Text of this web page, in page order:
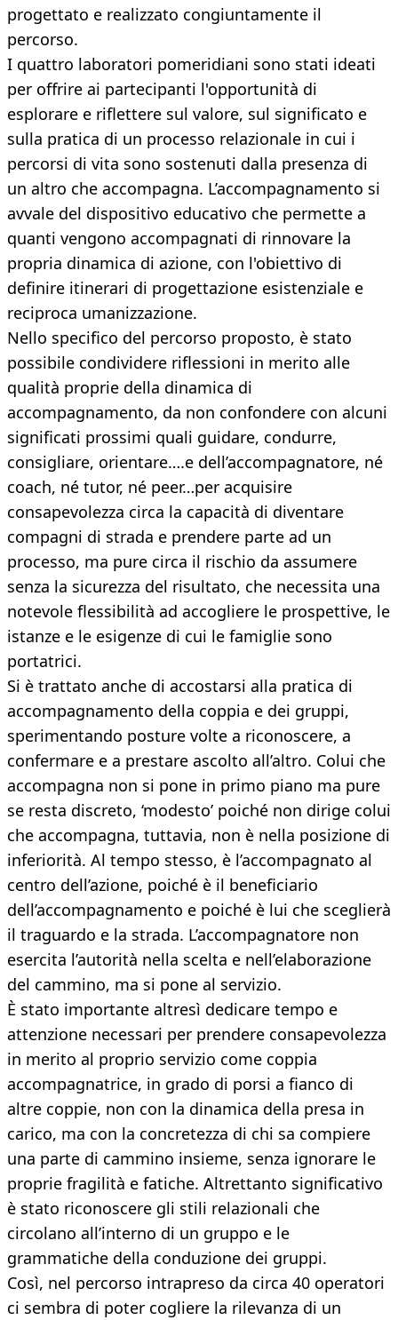
progettato e realizzato congiuntamente il
percorso.
I quattro laboratori pomeridiani sono stati ideati
per offrire ai partecipanti l'opportunità di
esplorare e riflettere sul valore, sul significato e
sulla pratica di un processo relazionale in cui i
percorsi di vita sono sostenuti dalla presenza di
un altro che accompagna. L’accompagnamento si
avvale del dispositivo educativo che permette a
quanti vengono accompagnati di rinnovare la
propria dinamica di azione, con l'obiettivo di
definire itinerari di progettazione esistenziale e
reciproca umanizzazione.
Nello specifico del percorso proposto, è stato
possibile condividere riflessioni in merito alle
qualità proprie della dinamica di
accompagnamento, da non confondere con alcuni
significati prossimi quali guidare, condurre,
consigliare, orientare….e dell’accompagnatore, né
coach, né tutor, né peer…per acquisire
consapevolezza circa la capacità di diventare
compagni di strada e prendere parte ad un
processo, ma pure circa il rischio da assumere
senza la sicurezza del risultato, che necessita una
notevole flessibilità ad accogliere le prospettive, le
istanze e le esigenze di cui le famiglie sono
portatrici.
Si è trattato anche di accostarsi alla pratica di
accompagnamento della coppia e dei gruppi,
sperimentando posture volte a riconoscere, a
confermare e a prestare ascolto all’altro. Colui che
accompagna non si pone in primo piano ma pure
se resta discreto, ‘modesto’ poiché non dirige colui
che accompagna, tuttavia, non è nella posizione di
inferiorità. Al tempo stesso, è l’accompagnato al
centro dell’azione, poiché è il beneficiario
dell’accompagnamento e poiché è lui che sceglierà
il traguardo e la strada. L’accompagnatore non
esercita l’autorità nella scelta e nell’elaborazione
del cammino, ma si pone al servizio.
È stato importante altresì dedicare tempo e
attenzione necessari per prendere consapevolezza
in merito al proprio servizio come coppia
accompagnatrice, in grado di porsi a fianco di
altre coppie, non con la dinamica della presa in
carico, ma con la concretezza di chi sa compiere
una parte di cammino insieme, senza ignorare le
proprie fragilità e fatiche. Altrettanto significativo
è stato riconoscere gli stili relazionali che
circolano all’interno di un gruppo e le
grammatiche della conduzione dei gruppi.
Così, nel percorso intrapreso da circa 40 operatori
ci sembra di poter cogliere la rilevanza di un